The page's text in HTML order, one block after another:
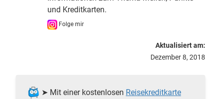
und Kreditkarten.
Folge mir
Aktualisiert am:
Dezember 8, 2018
➤ Mit einer kostenlosen Reisekreditkarte